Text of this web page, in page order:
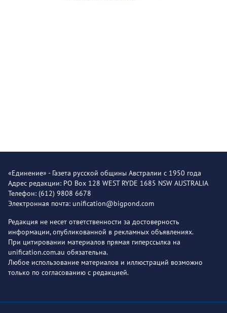
«Единение» - Газета русской общины Австралии с 1950 года
Адрес редакции: PO Box 128 WEST RYDE 1685 NSW AUSTRALIA
Телефон: (612) 9808 6678
Электронная почта: unification@bigpond.com
Редакция не несет ответственности за достоверность
информации, опубликованной в рекламных объявлениях.
При цитировании материалов прямая гиперссылка на
unification.com.au обязательна.
Любое использование материалов и иллюстраций возможно
только по согласованию с редакцией.